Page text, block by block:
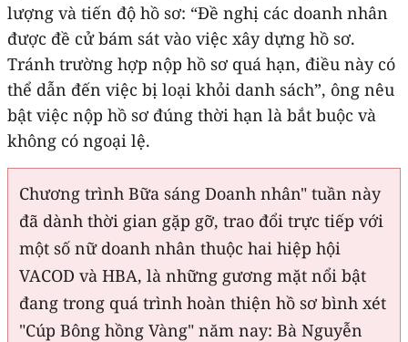
lượng và tiến độ hồ sơ: “Đề nghị các doanh nhân
được đề cử bám sát vào việc xây dựng hồ sơ.
Tránh trường hợp nộp hồ sơ quá hạn, điều này có
thể dẫn đến việc bị loại khỏi danh sách”, ông nêu
bật việc nộp hồ sơ đúng thời hạn là bắt buộc và
không có ngoại lệ.
Chương trình Bữa sáng Doanh nhân" tuần này
đã dành thời gian gặp gỡ, trao đổi trực tiếp với
một số nữ doanh nhân thuộc hai hiệp hội
VACOD và HBA, là những gương mặt nổi bật
đang trong quá trình hoàn thiện hồ sơ bình xét
"Cúp Bông hồng Vàng" năm nay: Bà Nguyễn